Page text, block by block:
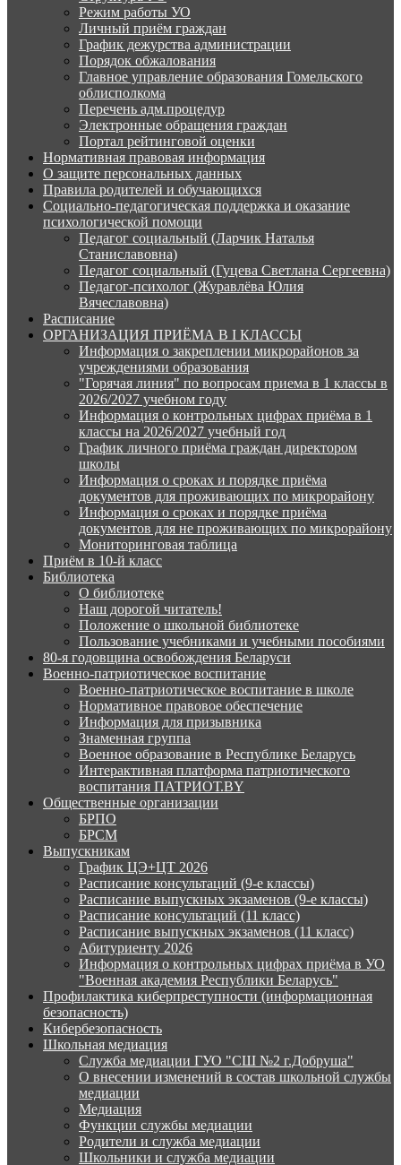
Режим работы УО
Личный приём граждан
График дежурства администрации
Порядок обжалования
Главное управление образования Гомельского
облисполкома
Перечень адм.процедур
Электронные обращения граждан
Портал рейтинговой оценки
Нормативная правовая информация
О защите персональных данных
Правила родителей и обучающихся
Социально-педагогическая поддержка и оказание
психологической помощи
Педагог социальный (Ларчик Наталья
Станиславовна)
Педагог социальный (Гуцева Светлана Сергеевна)
Педагог-психолог (Журавлёва Юлия
Вячеславовна)
Расписание
ОРГАНИЗАЦИЯ ПРИЁМА В I КЛАССЫ
Информация о закреплении микрорайонов за
учреждениями образования
"Горячая линия" по вопросам приема в 1 классы в
2026/2027 учебном году
Информация о контрольных цифрах приёма в 1
классы на 2026/2027 учебный год
График личного приёма граждан директором
школы
Информация о сроках и порядке приёма
документов для проживающих по микрорайону
Информация о сроках и порядке приёма
документов для не проживающих по микрорайону
Мониторинговая таблица
Приём в 10-й класс
Библиотека
О библиотеке
Наш дорогой читатель!
Положение о школьной библиотеке
Пользование учебниками и учебными пособиями
80-я годовщина освобождения Беларуси
Военно-патриотическое воспитание
Военно-патриотическое воспитание в школе
Нормативное правовое обеспечение
Информация для призывника
Знаменная группа
Военное образование в Республике Беларусь
Интерактивная платформа патриотического
воспитания ПАТРИОТ.BY
Общественные организации
БРПО
БРСМ
Выпускникам
График ЦЭ+ЦТ 2026
Расписание консультаций (9-е классы)
Расписание выпускных экзаменов (9-е классы)
Расписание консультаций (11 класс)
Расписание выпускных экзаменов (11 класс)
Абитуриенту 2026
Информация о контрольных цифрах приёма в УО
"Военная академия Республики Беларусь"
Профилактика киберпреступности (информационная
безопасность)
Кибербезопасность
Школьная медиация
Служба медиации ГУО "СШ №2 г.Добруша"
О внесении изменений в состав школьной службы
медиации
Медиация
Функции службы медиации
Родители и служба медиации
Школьники и служба медиации